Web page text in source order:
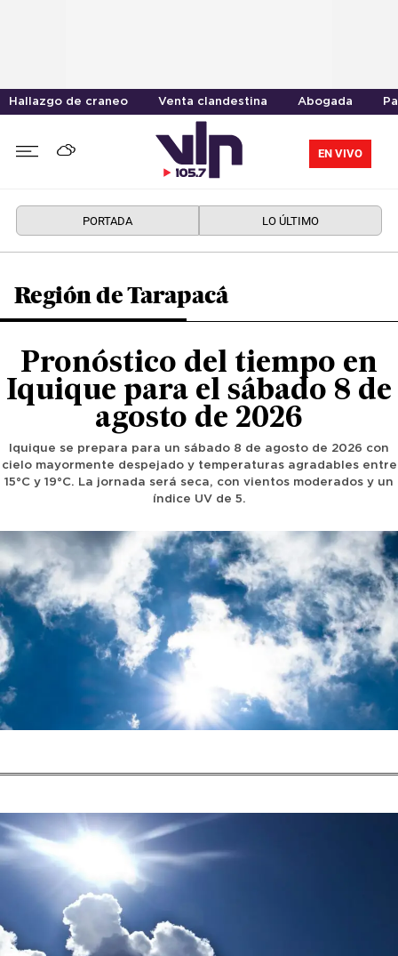
Hallazgo de craneo Venta clandestina Abogada
EN VIVO
PORTADA LO ÚLTIMO
Región de Tarapacá
Pronóstico del tiempo en
Iquique para el sábado 8 de
agosto de 2026
Iquique se prepara para un sábado 8 de agosto de 2026 con
cielo mayormente despejado y temperaturas agradables entre
15°C y 19°C. La jornada será seca, con vientos moderados y un
índice UV de 5.